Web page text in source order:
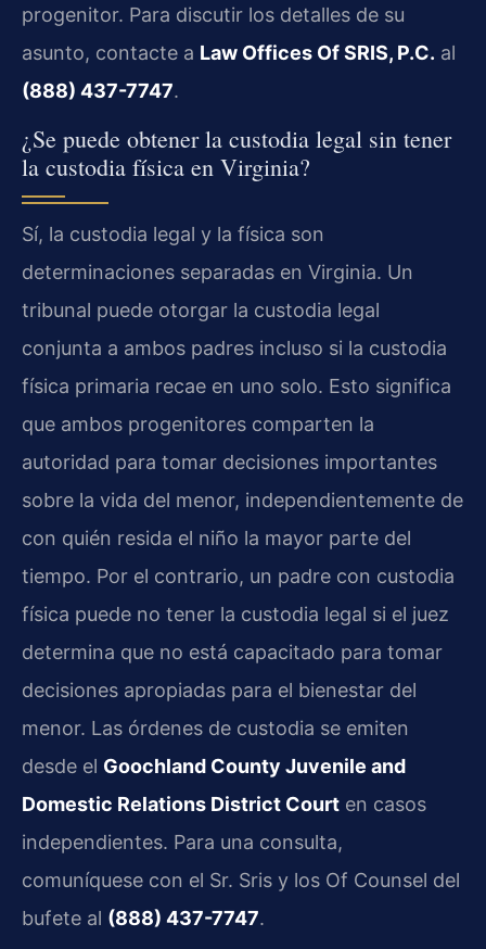
progenitor. Para discutir los detalles de su
asunto, contacte a Law Offices Of SRIS, P.C. al
(888) 437-7747.
¿Se puede obtener la custodia legal sin tener
la custodia física en Virginia?
Sí, la custodia legal y la física son
determinaciones separadas en Virginia. Un
tribunal puede otorgar la custodia legal
conjunta a ambos padres incluso si la custodia
física primaria recae en uno solo. Esto significa
que ambos progenitores comparten la
autoridad para tomar decisiones importantes
sobre la vida del menor, independientemente de
con quién resida el niño la mayor parte del
tiempo. Por el contrario, un padre con custodia
física puede no tener la custodia legal si el juez
determina que no está capacitado para tomar
decisiones apropiadas para el bienestar del
menor. Las órdenes de custodia se emiten
desde el Goochland County Juvenile and
Domestic Relations District Court en casos
independientes. Para una consulta,
comuníquese con el Sr. Sris y los Of Counsel del
bufete al (888) 437-7747.